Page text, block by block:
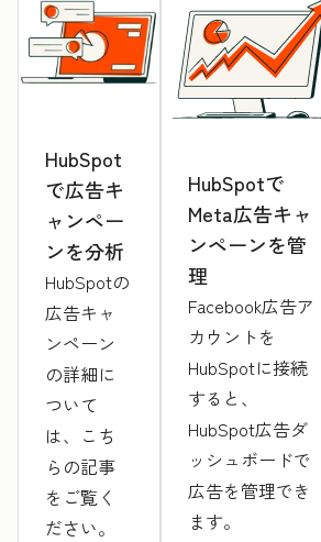
HubSpot
で広告キ
ャンペー
ンを分析
HubSpotの
広告キャ
ンペーン
の詳細に
ついて
は、こち
らの記事
をご覧く
ださい。
HubSpotで
Meta広告キャ
ンペーンを管
理
Facebook広告ア
カウントを
HubSpotに接続
すると、
HubSpot広告ダ
ッシュボードで
広告を管理でき
ます。